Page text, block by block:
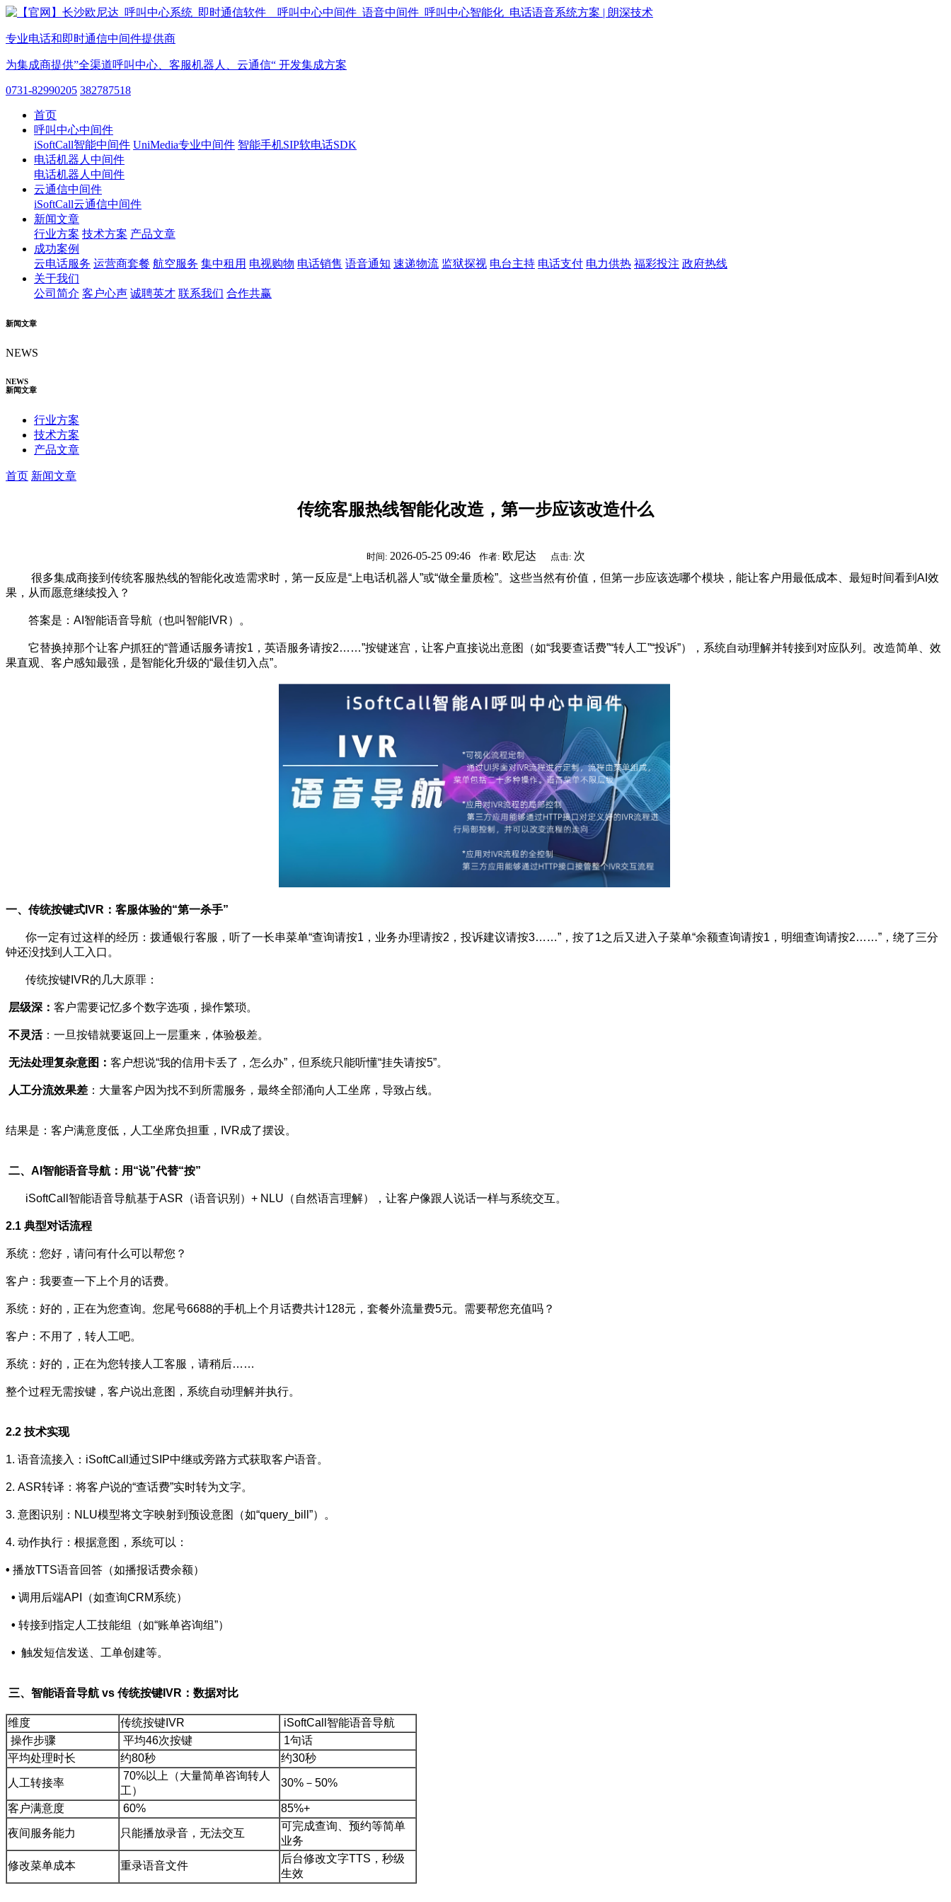
专业电话和即时通信中间件提供商
为集成商提供”全渠道呼叫中心、客服机器人、云通信“ 开发集成方案
0731-82990205 382787518
首页
呼叫中心中间件
iSoftCall智能中间件 UniMedia专业中间件 智能手机SIP软电话SDK
电话机器人中间件
电话机器人中间件
云通信中间件
iSoftCall云通信中间件
新闻文章
行业方案 技术方案 产品文章
成功案例
云电话服务 运营商套餐 航空服务 集中租用 电视购物 电话销售 语音通知 速递物流 监狱探视 电台主持 电话支付 电力供热 福彩投注 政府热线
关于我们
公司简介 客户心声 诚聘英才 联系我们 合作共赢
新闻文章
NEWS
NEWS
新闻文章
行业方案
技术方案
产品文章
首页 新闻文章
传统客服热线智能化改造，第一步应该改造什么
时间: 2026-05-25 09:46 作者: 欧尼达 点击: 次
很多集成商接到传统客服热线的智能化改造需求时，第一反应是“上电话机器人”或“做全量质检”。这些当然有价值，但第一步应该选哪个模块，能让客户用最低成本、最短时间看到AI效
果，从而愿意继续投入？
答案是：AI智能语音导航（也叫智能IVR）。
它替换掉那个让客户抓狂的“普通话服务请按1，英语服务请按2……”按键迷宫，让客户直接说出意图（如“我要查话费”“转人工”“投诉”），系统自动理解并转接到对应队列。改造简单、效
果直观、客户感知最强，是智能化升级的“最佳切入点”。
一、传统按键式IVR：客服体验的“第一杀手”
你一定有过这样的经历：拨通银行客服，听了一长串菜单“查询请按1，业务办理请按2，投诉建议请按3……”，按了1之后又进入子菜单“余额查询请按1，明细查询请按2……”，绕了三分
钟还没找到人工入口。
传统按键IVR的几大原罪：
层级深： 客户需要记忆多个数字选项，操作繁琐。
不灵活：一旦按错就要返回上一层重来，体验极差。
无法处理复杂意图： 客户想说“我的信用卡丢了，怎么办”，但系统只能听懂“挂失请按5”。
人工分流效果差 ：大量客户因为找不到所需服务，最终全部涌向人工坐席，导致占线。
结果是：客户满意度低，人工坐席负担重，IVR成了摆设。
二、AI智能语音导航：用“说”代替“按”
iSoftCall智能语音导航基于ASR（语音识别）+ NLU（自然语言理解），让客户像跟人说话一样与系统交互。
2.1 典型对话流程
系统：您好，请问有什么可以帮您？
客户：我要查一下上个月的话费。
系统：好的，正在为您查询。您尾号6688的手机上个月话费共计128元，套餐外流量费5元。需要帮您充值吗？
客户：不用了，转人工吧。
系统：好的，正在为您转接人工客服，请稍后……
整个过程无需按键，客户说出意图，系统自动理解并执行。
2.2 技术实现
1. 语音流接入：iSoftCall通过SIP中继或旁路方式获取客户语音。
2. ASR转译：将客户说的“查话费”实时转为文字。
3. 意图识别：NLU模型将文字映射到预设意图（如“query_bill”）。
4. 动作执行：根据意图，系统可以：
• 播放TTS语音回答（如播报话费余额）
• 调用后端API（如查询CRM系统）
• 转接到指定人工技能组（如“账单咨询组”）
• 触发短信发送、工单创建等。
三、智能语音导航 vs 传统按键IVR：数据对比
维度 传统按键IVR
iSoftCall智能语音导航
操作步骤
平均46次按键
1句话
平均处理时长
约80秒 约30秒
人工转接率
70%以上（大量简单咨询转人
工）
30%－50%
客户满意度 60% 85%+
夜间服务能力 只能播放录音，无法交互
可完成查询、预约等简单
业务
修改菜单成本 重录语音文件
后台修改文字TTS，秒级
生效